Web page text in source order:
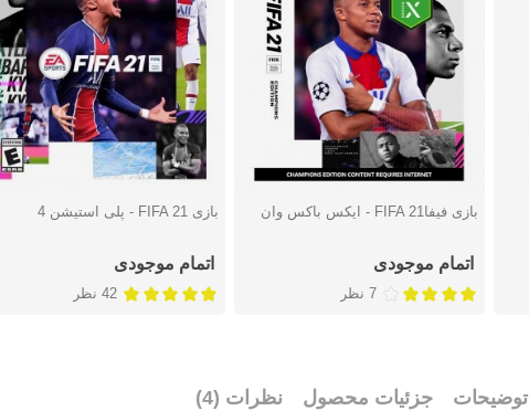
دوست داشتن بازی فیفاFIFA 21 - ایکس باکس وان
اتمام موجودی
7 نظر
دوست داشتن بازی FIFA 21 - پلی استیشن 4
اتمام موجودی
42 نظر
توضیحات جزئیات محصول نظرات (4)